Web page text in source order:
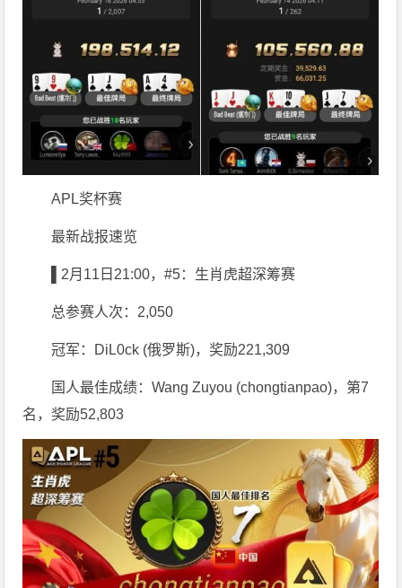
APL奖杯赛
最新战报速览
▌2月11日21:00，#5：生肖虎超深筹赛
总参赛人次：2,050
冠军：DiL0ck (俄罗斯)，奖励221,309
国人最佳成绩：Wang Zuyou (chongtianpao)，第7
名，奖励52,803